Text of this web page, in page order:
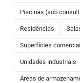
Piscinas (sob
Residências
Superfícies
Unidades industriais
Áreas de